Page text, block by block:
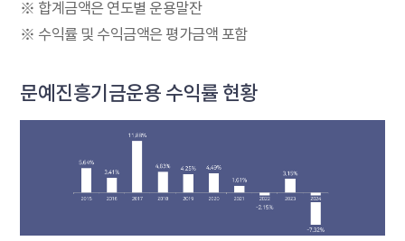
※ 합계금액은 연도별 운용말잔
※ 수익률 및 수익금액은 평가금액 포함
문예진흥기금운용 수익률 현황